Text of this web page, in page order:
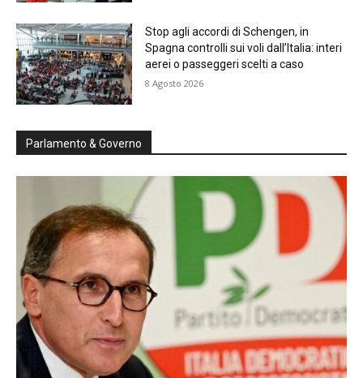
Stop agli accordi di Schengen, in
Spagna controlli sui voli dall’Italia: interi
aerei o passeggeri scelti a caso
8 Agosto 2026
Parlamento & Governo